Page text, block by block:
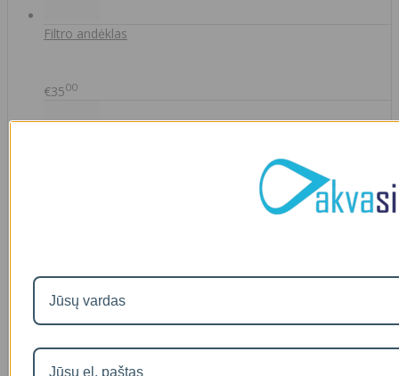
Filtro andėklas
€3500
IŠMANAUS VANDENS NUOTĖKIO DETEKTORIAUS PRIEDAS
SOM GUARD
€36